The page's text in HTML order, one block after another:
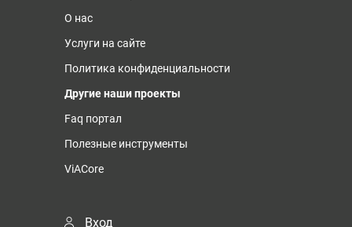
О нас
Услуги на сайте
Политика конфиденциальности
Другие наши проекты
Faq портал
Полезные инструменты
ViACore
Вход